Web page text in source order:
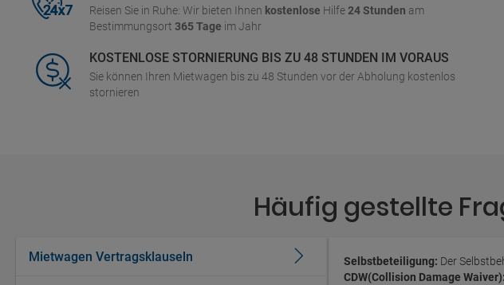
Reisen Sie in Ruhe: Wir bieten Ihnen kostenlose Hilfe24 Stunden am
Bestimmungsort 365 Tage im Jahr
KOSTENLOSE STORNIERUNG BIS ZU 48 STUNDEN IM VORAUS
Sie können Ihren Mietwagen bis zu 48 Stunden vor der Abholung kostenlos
stornieren
Häufig gestellte
Mietwagen Vertragsklauseln Selbstbeteiligung: Der
CDW(Collision Damage Waiver):